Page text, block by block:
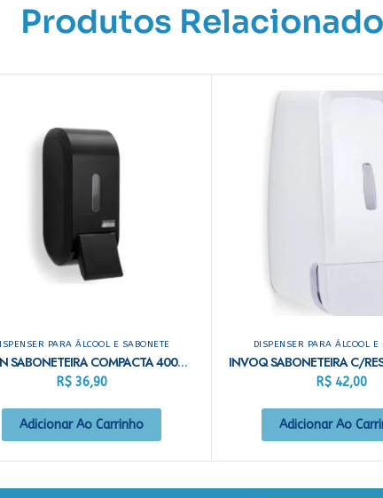
Produtos
PARA ÁLCOOL E SABONETE
URBAN SABONETEIRA COMPACTA 400ML PRETO
R$36,90
Adicionar Ao Carrinho
DISPENSER PARA ÁLCOOL E
R$42,00
Adicionar Ao